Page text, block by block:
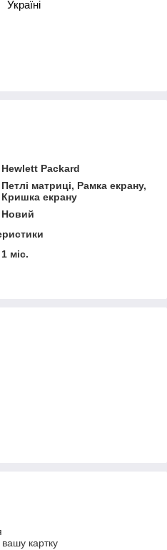
Україні
Hewlett Packard
Петлі матриці, Рамка екрану,
Кришка екрану
Новий
1 міс.
картку